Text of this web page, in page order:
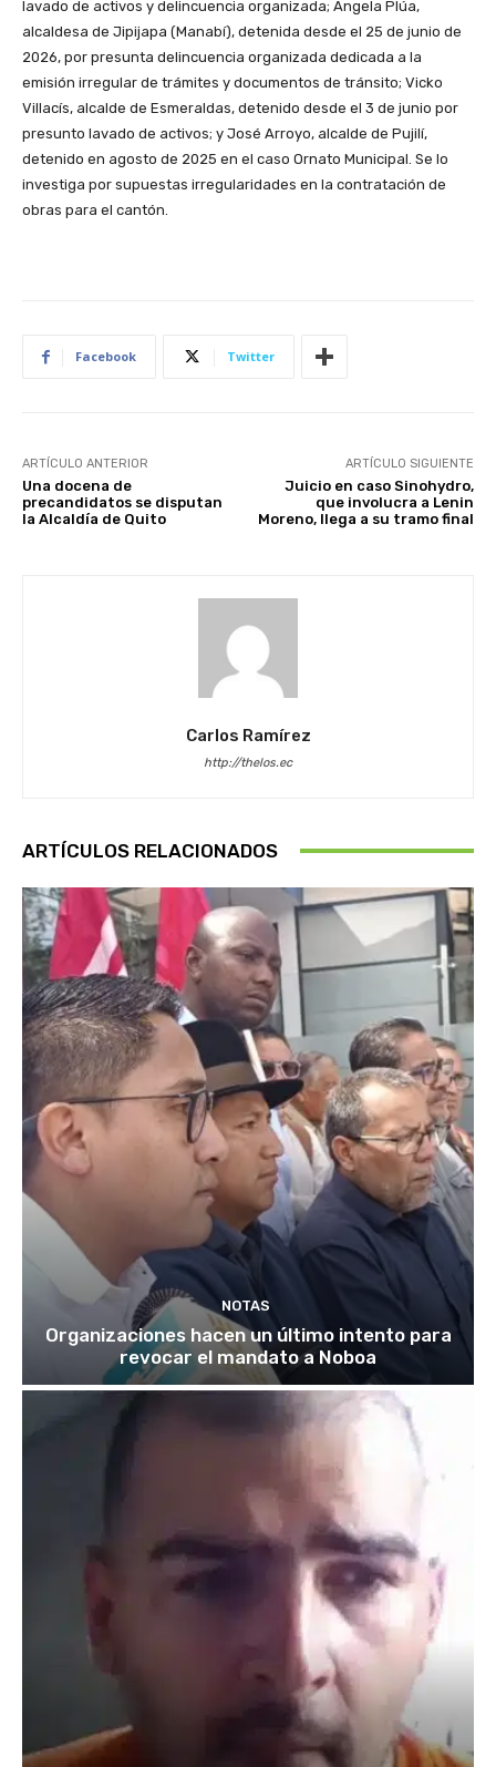
lavado de activos y delincuencia organizada; Ángela Plúa,
alcaldesa de Jipijapa (Manabí), detenida desde el 25 de junio de
2026, por presunta delincuencia organizada dedicada a la
emisión irregular de trámites y documentos de tránsito; Vicko
Villacís, alcalde de Esmeraldas, detenido desde el 3 de junio por
presunto lavado de activos; y José Arroyo, alcalde de Pujilí,
detenido en agosto de 2025 en el caso Ornato Municipal. Se lo
investiga por supuestas irregularidades en la contratación de
obras para el cantón.
Facebook Twitter
ARTÍCULO ANTERIOR
Una docena de
precandidatos se disputan
la Alcaldía de Quito
ARTÍCULO SIGUIENTE
Juicio en caso Sinohydro,
que involucra a Lenin
Moreno, llega a su tramo final
Carlos Ramírez
http://thelos.ec
ARTÍCULOS RELACIONADOS
NOTAS
Organizaciones hacen un último intento para
revocar el mandato a Noboa